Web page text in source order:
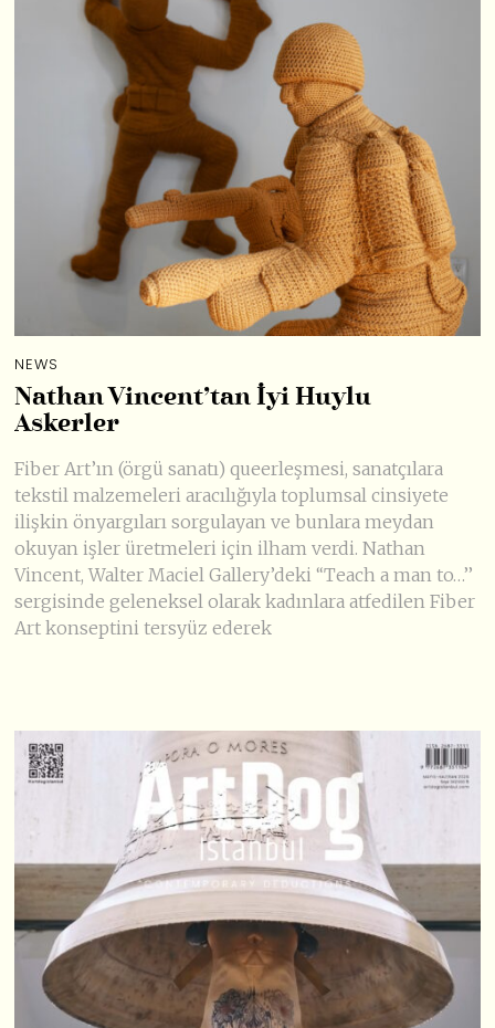
NEWS
Nathan Vincent’tan İyi Huylu
Askerler
Fiber Art’ın (örgü sanatı) queerleşmesi, sanatçılara
tekstil malzemeleri aracılığıyla toplumsal cinsiyete
ilişkin önyargıları sorgulayan ve bunlara meydan
okuyan işler üretmeleri için ilham verdi. Nathan
Vincent, Walter Maciel Gallery’deki ‘‘Teach a man to…’’
sergisinde geleneksel olarak kadınlara atfedilen Fiber
Art konseptini tersyüz ederek